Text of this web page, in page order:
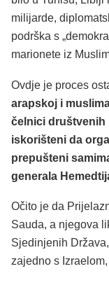
milijarde,
podrška s
marionete iz
Ovdje je proces
arapskoj i
čelnici društvenih
iskorišteni da
prepušteni
generala
Očito je da
Sauda, a njegova
Sjedinjenih
zajedno s